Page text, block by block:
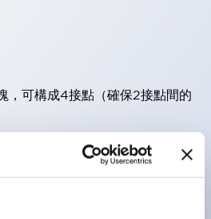
，可構成4接點（確保2接點間的
段接點塊）、59.9mm（※22段
設計。